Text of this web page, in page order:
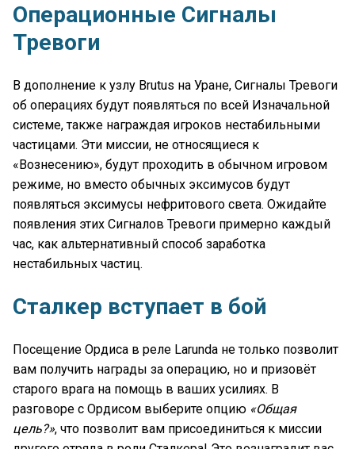
Операционные Сигналы
Тревоги
В дополнение к узлу Brutus на Уране, Сигналы Тревоги
об операциях будут появляться по всей Изначальной
системе, также награждая игроков нестабильными
частицами. Эти миссии, не относящиеся к
«Вознесению», будут проходить в обычном игровом
режиме, но вместо обычных эксимусов будут
появляться эксимусы нефритового света. Ожидайте
появления этих Сигналов Тревоги примерно каждый
час, как альтернативный способ заработка
нестабильных частиц.
Сталкер вступает в бой
Посещение Ордиса в реле Larunda не только позволит
вам получить награды за операцию, но и призовёт
старого врага на помощь в ваших усилиях. В
разговоре с Ордисом выберите опцию «Общая
цель?», что позволит вам присоединиться к миссии